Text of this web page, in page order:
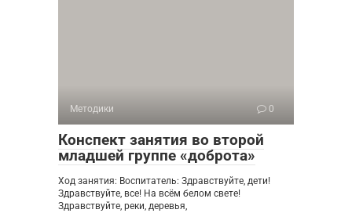
Методики 0
Конспект занятия во второй
младшей группе «доброта»
Ход занятия: Воспитатель: Здравствуйте, дети!
Здравствуйте, все! На всём белом свете!
Здравствуйте, реки, деревья,